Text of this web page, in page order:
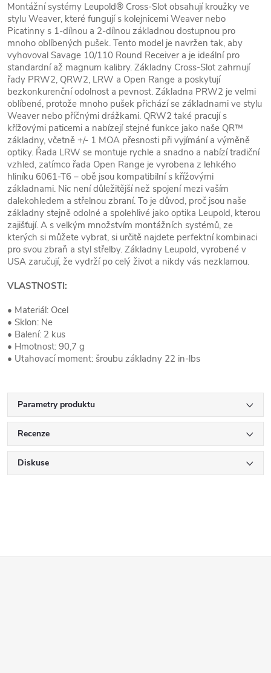
Montážní systémy Leupold® Cross-Slot obsahují kroužky ve
stylu Weaver, které fungují s kolejnicemi Weaver nebo
Picatinny s 1-dílnou a 2-dílnou základnou dostupnou pro
mnoho oblíbených pušek. Tento model je navržen tak, aby
vyhovoval Savage 10/110 Round Receiver a je ideální pro
standardní až magnum kalibry. Základny Cross-Slot zahrnují
řady PRW2, QRW2, LRW a Open Range a poskytují
bezkonkurenční odolnost a pevnost. Základna PRW2 je velmi
oblíbené, protože mnoho pušek přichází se základnami ve stylu
Weaver nebo příčnými drážkami. QRW2 také pracují s
křížovými paticemi a nabízejí stejné funkce jako naše QR™
základny, včetně +/- 1 MOA přesnosti při vyjímání a výměně
optiky. Řada LRW se montuje rychle a snadno a nabízí tradiční
vzhled, zatímco řada Open Range je vyrobena z lehkého
hliníku 6061-T6 – obě jsou kompatibilní s křížovými
základnami. Nic není důležitější než spojení mezi vaším
dalekohledem a střelnou zbraní. To je důvod, proč jsou naše
základny stejně odolné a spolehlivé jako optika Leupold, kterou
zajišťují. A s velkým množstvím montážních systémů, ze
kterých si můžete vybrat, si určitě najdete perfektní kombinaci
pro svou zbraň a styl střelby. Základny Leupold, vyrobené v
USA zaručují, že vydrží po celý život a nikdy vás nezklamou.
VLASTNOSTI:
• Materiál: Ocel
• Sklon: Ne
• Balení: 2 kus
• Hmotnost: 90,7 g
• Utahovací moment: šroubu základny 22 in-lbs
Parametry produktu
Recenze
Diskuse